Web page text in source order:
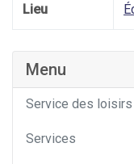
Lieu
Menu
Service des loisirs
Services